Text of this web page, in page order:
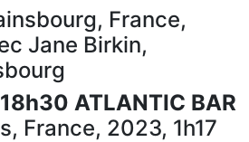
France,
Jane Birkin,
ATLANTIC BAR
France, 2023, 1h17